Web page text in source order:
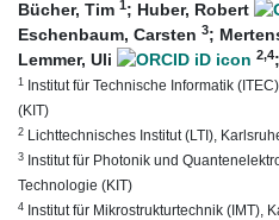
Bücher, Tim 1; Huber, Robert
Eschenbaum, Carsten 3;
Lemmer, Uli
2,4;
1 Institut für Technische Informatik
(KIT)
2 Lichttechnisches Institut (LTI),
3 Institut für Photonik und
Technologie (KIT)
4 Institut für Mikrostrukturtechnik (IMT),